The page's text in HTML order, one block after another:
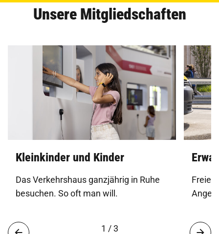
Unsere Mitgliedschaften
Kleinkinder und Kinder
Das Verkehrshaus ganzjährig in Ruhe
besuchen. So oft man will.
Freien
1 / 3